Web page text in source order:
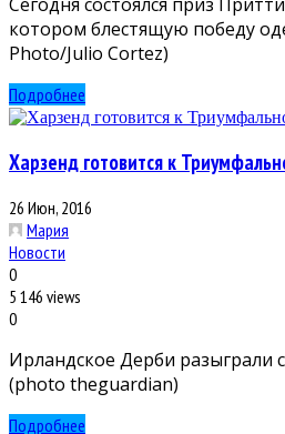
котором блестящую победу
Photo/Julio Cortez)
Подробнее
Харзенд готовится к
26 Июн, 2016
Мария
Новости
0
5 146 views
0
Ирландское Дерби разыграли
(photo theguardian)
Подробнее